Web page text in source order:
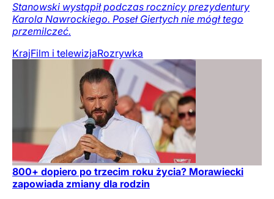
Stanowski wystąpił podczas rocznicy prezydentury
Karola Nawrockiego. Poseł Giertych nie mógł tego
przemilczeć.
KrajFilm i telewizjaRozrywka
800+ dopiero po trzecim roku życia? Morawiecki
zapowiada zmiany dla rodzin